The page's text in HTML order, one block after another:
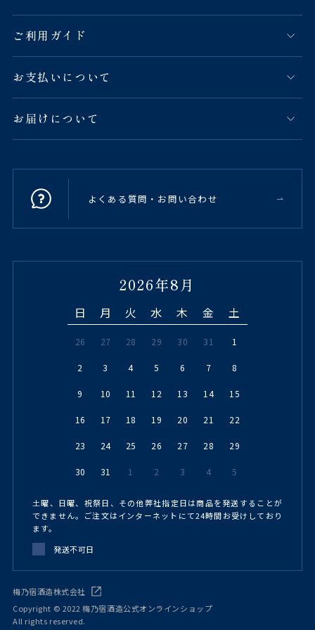
ご利用ガイド
お支払いについて
お届けについて
よくある質問・お問い合わせ
2026年8月
日 月 火 水 木 金 土
26 27 28 29 30 31 1
2 3 4 5 6 7 8
9 10 11 12 13 14 15
16 17 18 19 20 21 22
23 24 25 26 27 28 29
30 31 1 2 3 4 5
土曜、日曜、祝祭日、その他弊社指定日は商品を発送することが
できません。ご注文はインターネットにて24時間お受けしており
ます。
発送不可日
梅乃宿酒造株式会社
Copyright © 2022 梅乃宿酒造公式オンラインショップ
All rights reserved.